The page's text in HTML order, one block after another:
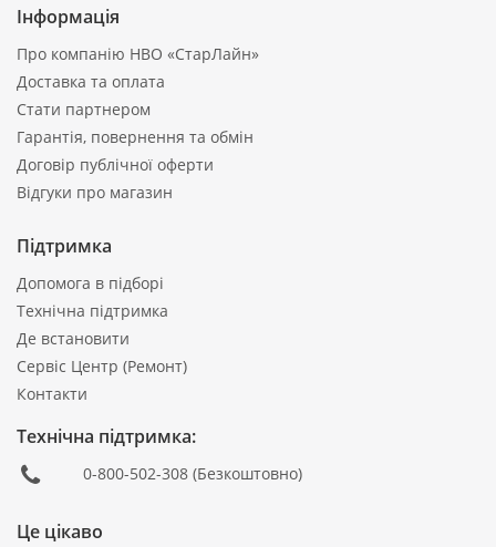
Інформація
Про компанію НВО «СтарЛайн»
Доставка та оплата
Стати партнером
Гарантія, повернення та обмін
Договір публічної оферти
Відгуки про магазин
Підтримка
Допомога в підборі
Технічна підтримка
Де встановити
Сервіс Центр (Ремонт)
Контакти
Технічна підтримка:
0-800-502-308(Безкоштовно)
Це цікаво